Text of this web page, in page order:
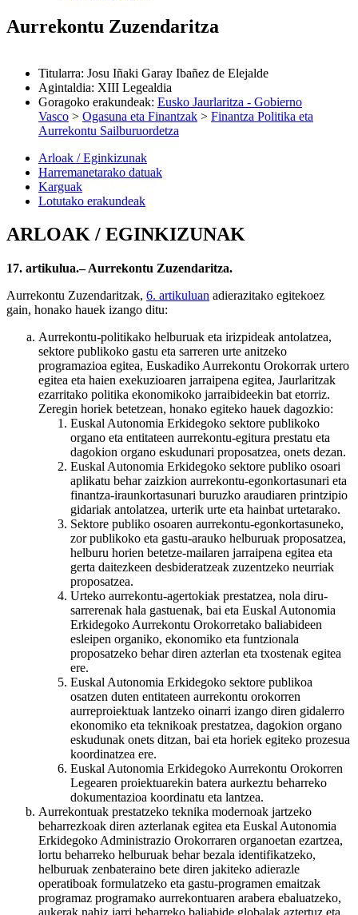
Aurrekontu Zuzendaritza
Titularra: Josu Iñaki Garay Ibañez de Elejalde
Agintaldia: XIII Legealdia
Goragoko erakundeak: Eusko Jaurlaritza - Gobierno
Vasco > Ogasuna eta Finantzak > Finantza Politika eta
Aurrekontu Sailburuordetza
Arloak / Eginkizunak
Harremanetarako datuak
Karguak
Lotutako erakundeak
ARLOAK / EGINKIZUNAK
17. artikulua.– Aurrekontu Zuzendaritza.
Aurrekontu Zuzendaritzak, 6. artikuluan adierazitako egitekoez
gain, honako hauek izango ditu:
Aurrekontu-politikako helburuak eta irizpideak antolatzea,
sektore publikoko gastu eta sarreren urte anitzeko
programazioa egitea, Euskadiko Aurrekontu Orokorrak urtero
egitea eta haien exekuzioaren jarraipena egitea, Jaurlaritzak
ezarritako politika ekonomikoko jarraibideekin bat etorriz.
Zeregin horiek betetzean, honako egiteko hauek dagozkio:
Euskal Autonomia Erkidegoko sektore publikoko
organo eta entitateen aurrekontu-egitura prestatu eta
dagokion organo eskudunari proposatzea, onets dezan.
Euskal Autonomia Erkidegoko sektore publiko osoari
aplikatu behar zaizkion aurrekontu-egonkortasunari eta
finantza-iraunkortasunari buruzko araudiaren printzipio
gidariak antolatzea, urterik urte eta hainbat urtetarako.
Sektore publiko osoaren aurrekontu-egonkortasuneko,
zor publikoko eta gastu-arauko helburuak proposatzea,
helburu horien betetze-mailaren jarraipena egitea eta
gerta daitezkeen desbideratzeak zuzentzeko neurriak
proposatzea.
Urteko aurrekontu-agertokiak prestatzea, nola diru-
sarrerenak hala gastuenak, bai eta Euskal Autonomia
Erkidegoko Aurrekontu Orokorretako baliabideen
esleipen organiko, ekonomiko eta funtzionala
proposatzeko behar diren azterlan eta txostenak egitea
ere.
Euskal Autonomia Erkidegoko sektore publikoa
osatzen duten entitateen aurrekontu orokorren
aurreproiektuak lantzeko oinarri izango diren gidalerro
ekonomiko eta teknikoak prestatzea, dagokion organo
eskudunak onets ditzan, bai eta horiek egiteko prozesua
koordinatzea ere.
Euskal Autonomia Erkidegoko Aurrekontu Orokorren
Legearen proiektuarekin batera aurkeztu beharreko
dokumentazioa koordinatu eta lantzea.
Aurrekontuak prestatzeko teknika modernoak jartzeko
beharrezkoak diren azterlanak egitea eta Euskal Autonomia
Erkidegoko Administrazio Orokorraren organoetan ezartzea,
lortu beharreko helburuak behar bezala identifikatzeko,
helburuak zenbateraino bete diren jakiteko adierazle
operatiboak formulatzeko eta gastu-programen emaitzak
programaz programako aurrekontuaren arabera ebaluatzeko,